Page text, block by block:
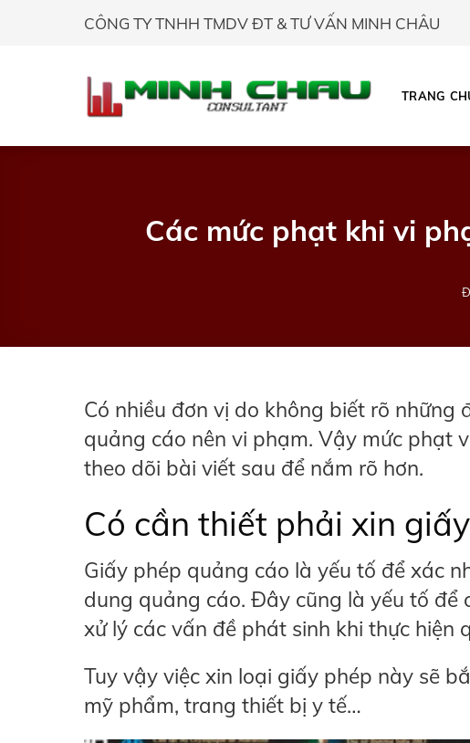
CÔNG TY TNHH TMDV ĐT & TƯ VẤN MINH CHÂU
TRANG
Các mức phạt khi vi
Có nhiều đơn vị do không biết rõ
quảng cáo nên vi phạm. Vậy mức phạt
theo dõi bài viết sau để nắm rõ hơn.
Có cần thiết phải xin
Giấy phép quảng cáo là yếu tố để xác
dung quảng cáo. Đây cũng là yếu tố để
xử lý các vấn đề phát sinh khi thực hiện
Tuy vậy việc xin loại giấy phép này sẽ
mỹ phẩm, trang thiết bị y tế…